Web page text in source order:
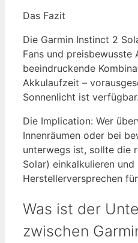
Das Fazit
Die Garmin Instinct 2
Fans und preisbewusste
beeindruckende
Akkulaufzeit –
Sonnenlicht ist verfügbar.
Die Implication: Wer
Innenräumen oder bei
unterwegs ist, sollte die
Solar) einkalkulieren
Herstellerversprechen
Was ist der
zwischen